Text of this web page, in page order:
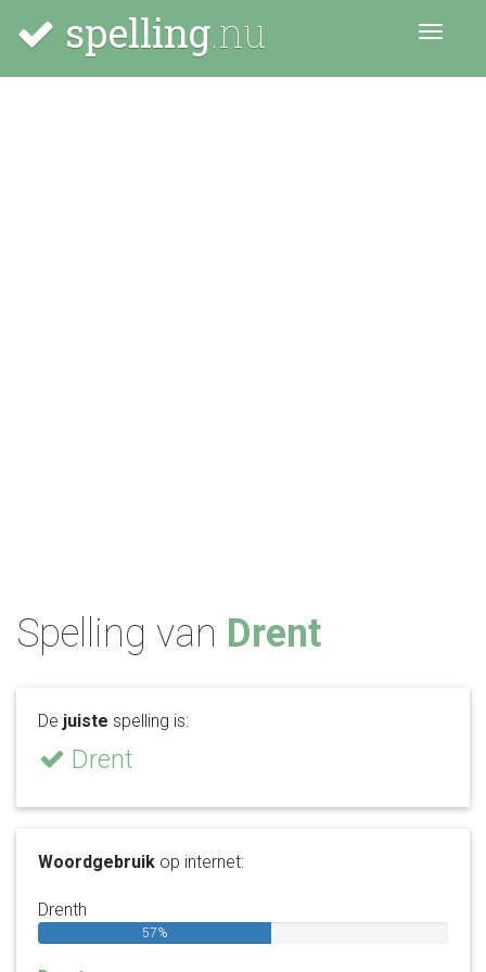
spelling.nu Menu
Spelling van Drent
De juiste spelling is:
Drent
Woordgebruik op internet:
Drenth
57%